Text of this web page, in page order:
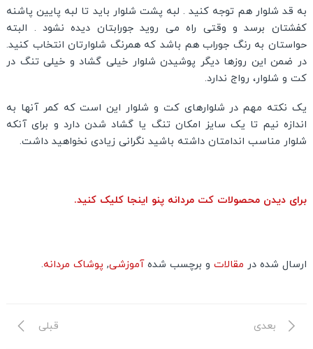
به قد شلوار هم توجه کنید . لبه پشت شلوار باید تا لبه پایین پاشنه
کفشتان برسد و وقتی راه می روید جورابتان دیده نشود . البته
حواستان به رنگ جوراب هم باشد که همرنگ شلوارتان انتخاب کنید.
در ضمن این روزها دیگر پوشیدن شلوار خیلی گشاد و خیلی تنگ در
کت و شلوار، رواج ندارد.
یک نکته مهم در شلوارهای کت و شلوار این است که کمر آنها به
اندازه نیم تا یک سایز امکان تنگ یا گشاد شدن دارد و برای آنکه
شلوار مناسب اندامتان داشته باشید نگرانی زیادی نخواهید داشت.
برای دیدن محصولات کت مردانه پنو اینجا کلیک کنید.
ارسال شده در مقالات و برچسب شدهآموزشی,پوشاک مردانه.
راهبری
نوشته
قبلی
قبلی نوشته
بعدی
بعدی